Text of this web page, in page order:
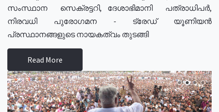
സംസ്ഥാന സെക്രട്ടറി, ദേശാഭിമാനി പത്രാധിപർ,
നിരവധി പുരോഗമന - ട്രേഡ് യൂണിയൻ
പ്രസ്ഥാനങ്ങളുടെ നായകത്വം തുടങ്ങി
Read More